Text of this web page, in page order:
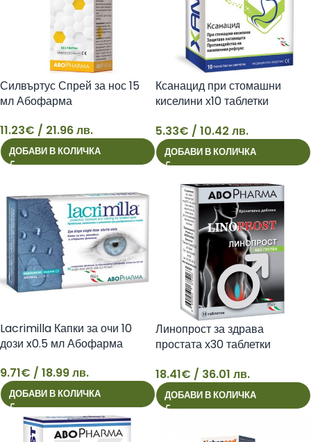
11
Силвъртус Спрей за нос 15
мл Абофарма
11.23€ / 21.96 лв.
ДОБАВИ В КОЛИЧКА
5
Ксанацид при стомашни
киселини х10 таблетки
5.33€ / 10.42 лв.
ДОБАВИ В КОЛИЧКА
9
Lacrimilla Капки за очи 10
дози x0.5 мл Абофарма
9.71€ / 18.99 лв.
ДОБАВИ В КОЛИЧКА
18
Линопрост за здрава
простата х30 таблетки
18.41€ / 36.01 лв.
ДОБАВИ В КОЛИЧКА